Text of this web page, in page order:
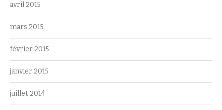
avril 2015
mars 2015
février 2015
janvier 2015
juillet 2014